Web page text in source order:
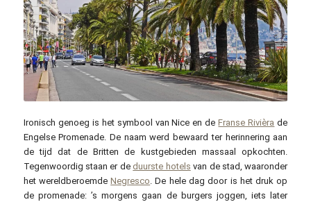
hpgruesen / pixabay.com
Ironisch genoeg is het symbool van Nice en deFranse Rivièra de
Engelse Promenade. De naam werd bewaard ter herinnering aan
de tijd dat de Britten de kustgebieden massaal opkochten.
Tegenwoordig staan er de duurste hotels van de stad, waaronder
het wereldberoemdeNegresco. De hele dag door is het druk op
de promenade: ’s morgens gaan de burgers joggen, iets later